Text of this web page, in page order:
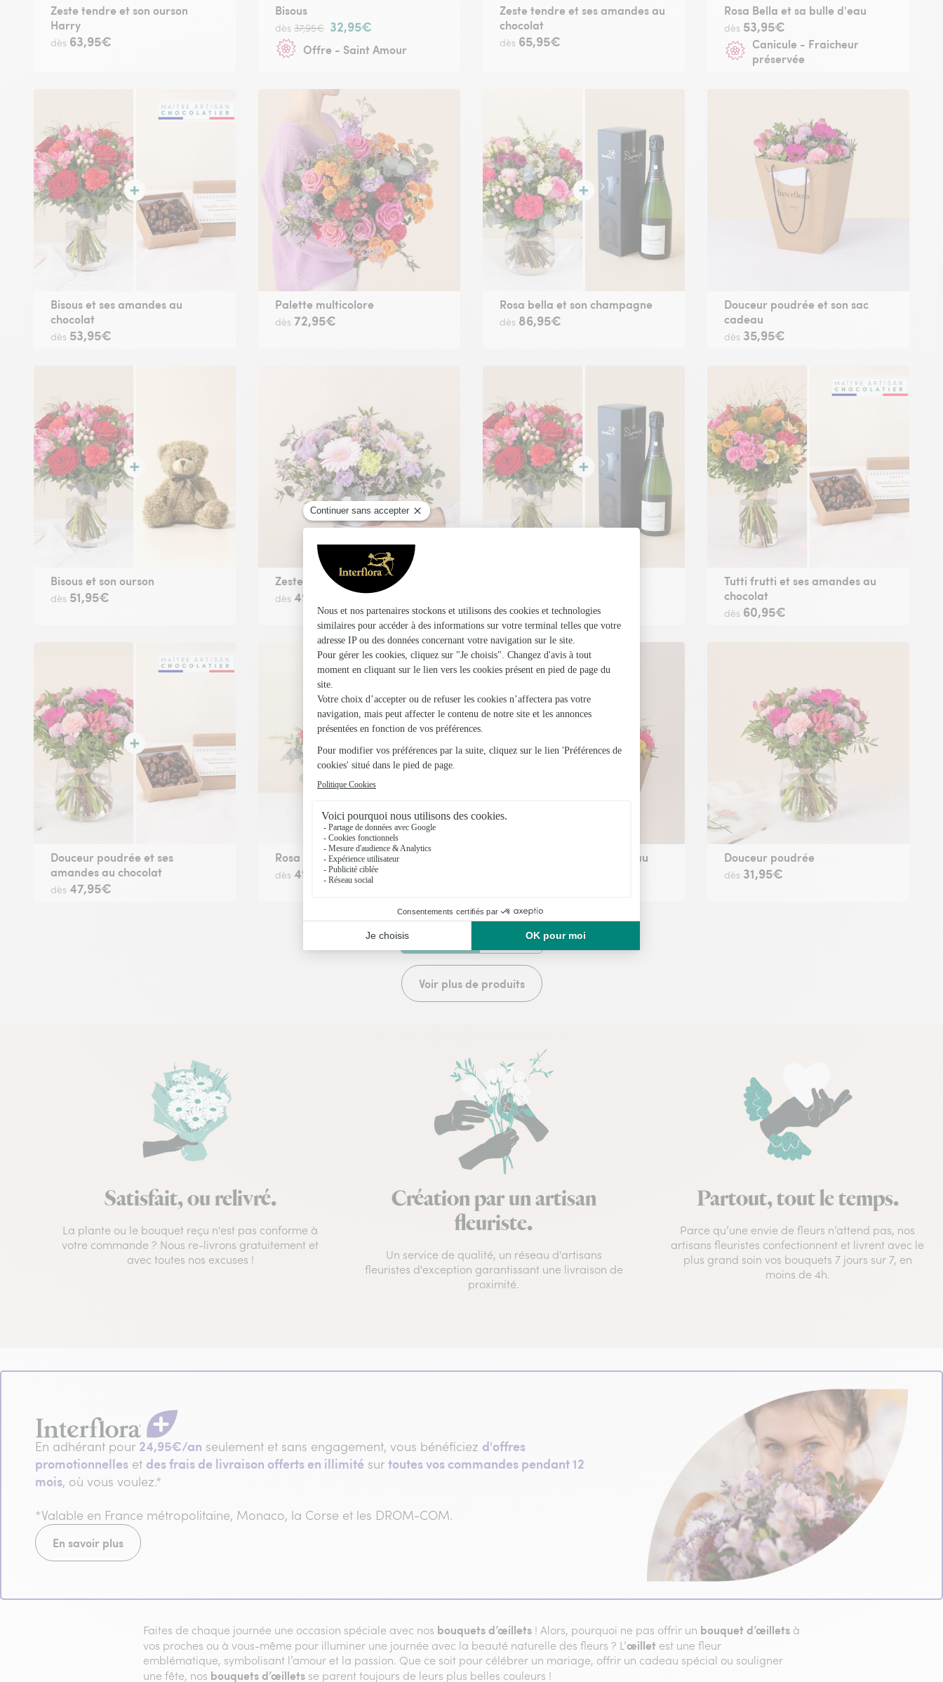
Zeste tendre et son ourson
Harry
dès 63,95€
Bisous
dès 37,95€ 32,95€
Offre - Saint Amour
Zeste tendre et ses amandes au
chocolat
dès 65,95€
Rosa Bella et sa bulle d'eau
dès 53,95€
Canicule - Fraicheur
préservée
Bisous et ses amandes au
chocolat
dès 53,95€
Palette multicolore
dès 72,95€
Rosa bella et son champagne
dès 86,95€
Douceur poudrée et son sac
cadeau
dès 35,95€
Bisous et son ourson
dès 51,95€
Zeste Tendre
dès 49,95€
Tutti frutti et ses amandes au
chocolat
dès 60,95€
Douceur poudrée et ses
amandes au chocolat
dès 47,95€
Rosa Bella
dès 49,95€
Tutti frutti et son sac cadeau Douceur poudrée
dès 31,95€
20 produits vus sur 36
Voir plus de produits
Satisfait, ou relivré.
La plante ou le bouquet reçu n'est pas conforme à
votre commande ? Nous re-livrons gratuitement et
avec toutes nos excuses !
Création par un artisan
fleuriste.
Un service de qualité, un réseau d'artisans
fleuristes d'exception garantissant une livraison de
proximité.
Partout, tout le temps.
Parce qu’une envie de fleurs n’attend pas, nos
artisans fleuristes confectionnent et livrent avec le
plus grand soin vos bouquets 7 jours sur 7, en
moins de 4h.
En adhérant pour 24,95€/an seulement et sans engagement, vous bénéficiez d'offres
promotionnelles et des frais de livraison offerts en illimité surtoutes vos commandes pendant 12
mois, où vous voulez.*
*Valable en France métropolitaine, Monaco, la Corse et les DROM-COM.
En savoir plus
Faites de chaque journée une occasion spéciale avec nos bouquets d’œillets ! Alors, pourquoi ne pas offrir un bouquet d’œillets à
vos proches ou à vous-même pour illuminer une journée avec la beauté naturelle des fleurs ? L’œillet est une fleur
emblématique, symbolisant l’amour et la passion. Que ce soit pour célébrer un mariage, offrir un cadeau spécial ou souligner
une fête, nos bouquets d’œillets se parent toujours de leurs plus belles couleurs !